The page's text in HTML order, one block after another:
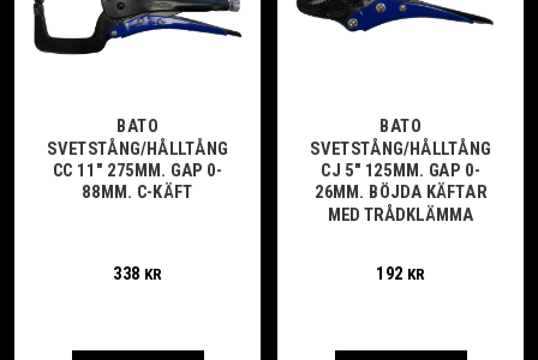
BATO
SVETSTÅNG/HÅLLTÅNG
CC 11" 275MM. GAP 0-
88MM. C-KÄFT
338 KR
BATO
SVETSTÅNG/HÅLLTÅNG
CJ 5" 125MM. GAP 0-
26MM. BÖJDA KÄFTAR
MED TRÅDKLÄMMA
192 KR